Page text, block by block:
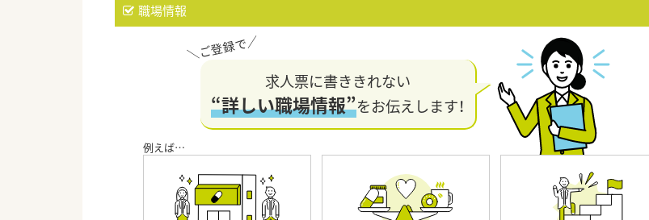
職場情報
求人票に書ききれない
“詳しい職場情報”をお伝えします！